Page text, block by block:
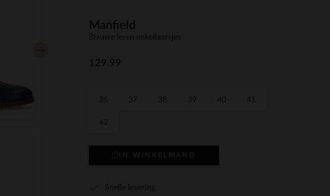
Manfield
Blauwe leren enkellaarsjes
129.99
36 37 38 39 40 41
42
IN WINKELMAND
Snelle levering